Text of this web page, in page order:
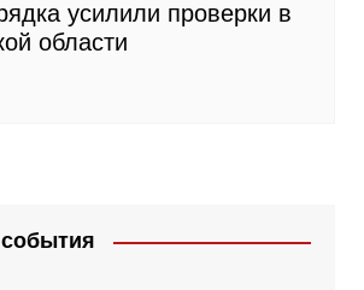
усилили проверки в
области